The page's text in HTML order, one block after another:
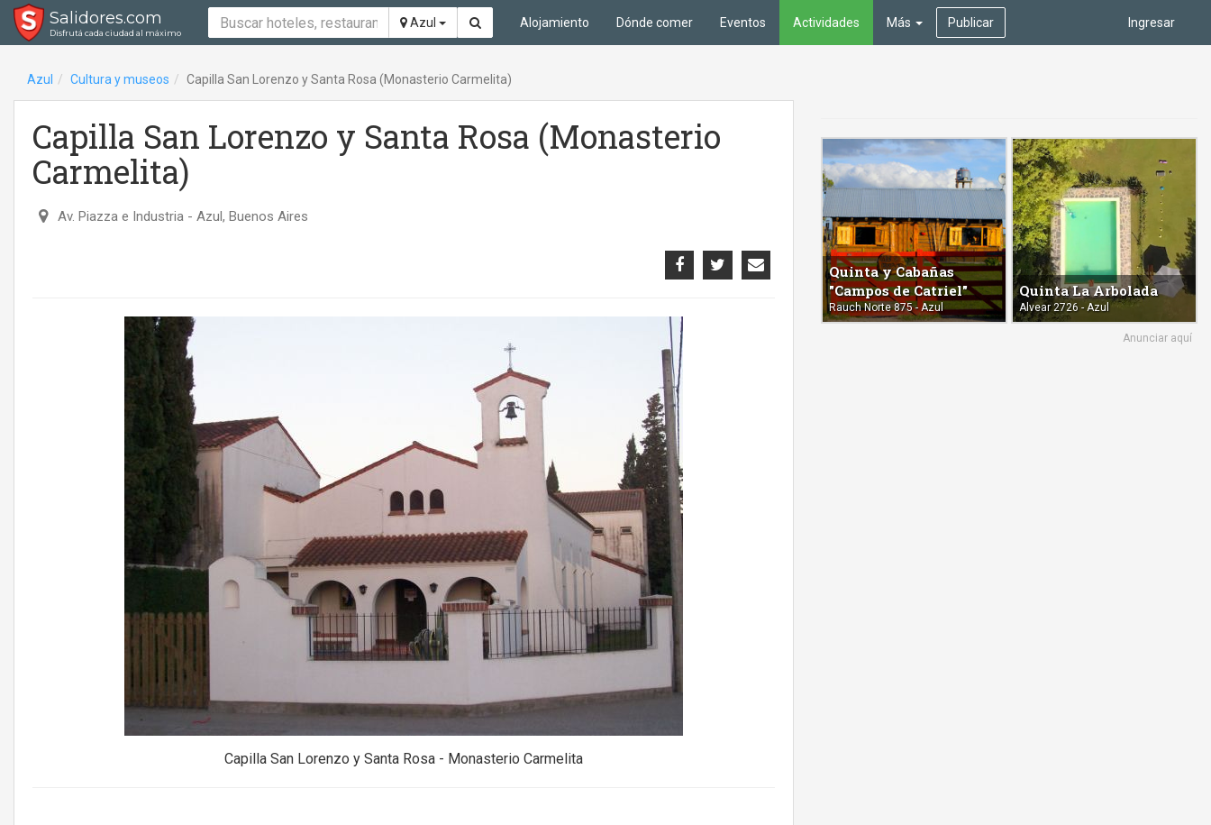
Salidores.com
Disfrutá cada ciudad al máximo
Azul Ingresar
Alojamiento Dónde comer Eventos Actividades Más Publicar
Azul Cultura y museos Capilla San Lorenzo y Santa Rosa (Monasterio Carmelita)
Capilla San Lorenzo y Santa Rosa (Monasterio
Carmelita)
Av. Piazza e Industria - Azul, Buenos Aires
Capilla San Lorenzo y Santa Rosa - Monasterio Carmelita
Quinta y Cabañas
"Campos de Catriel"
Rauch Norte 875 - Azul
Quinta La Arbolada
Alvear 2726 - Azul
Anunciar aquí